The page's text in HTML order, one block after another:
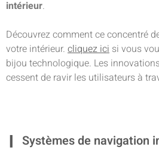
intérieur.
Découvrez comment ce concentré
votre intérieur. cliquez ici si vous
bijou technologique. Les
cessent de ravir les utilisateurs à
Systèmes de navigation